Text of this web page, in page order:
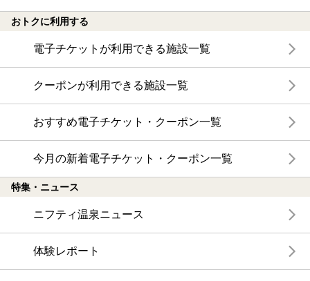
おトクに利用する
電子チケットが利用できる施設一覧
クーポンが利用できる施設一覧
おすすめ電子チケット・クーポン一覧
今月の新着電子チケット・クーポン一覧
特集・ニュース
ニフティ温泉ニュース
体験レポート